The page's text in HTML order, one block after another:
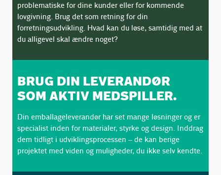
problematiske for dine kunder eller for kommende
lovgivning. Brug det som retning for din
forretningsudvikling. Hvad kan du løse, samtidig med at
du alligevel skal ændre noget?
BRUG DIN LEVERANDØR
SOM AKTIV MEDSPILLER.
Din emballageleverandør har set mange løsninger og er
specialist inden for materialer, styrke og design. Inddrag
dem tidligt i udviklingsprocessen – de kan berige
projektet med viden og muligheder, du ikke selv kendte.